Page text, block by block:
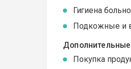
Гигиена
Подкожные и
Покупка